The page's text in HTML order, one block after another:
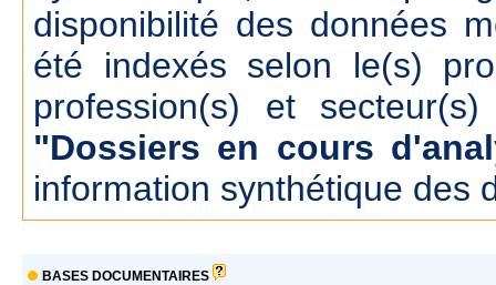
disponibilité des données
été indexés selon le(s)
profession(s) et
"Dossiers en cours
information synthétique des
BASES DOCUMENTAIRES